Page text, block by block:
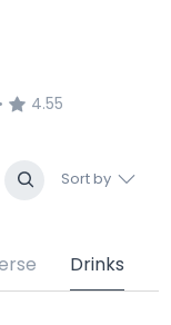
•
4.55
Sort by
Drinks